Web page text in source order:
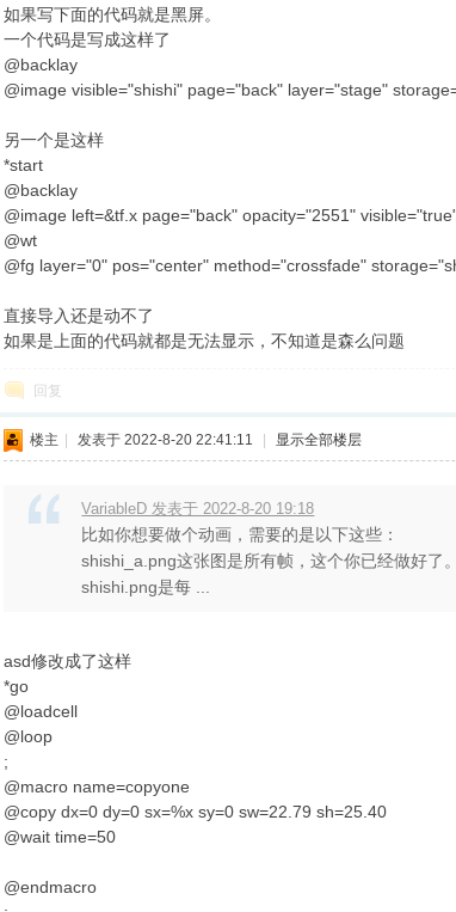
如果写下面的代码就是黑屏。
一个代码是写成这样了
@backlay
@image visible="shishi" page="back" layer="stage"
另一个是这样
*start
@backlay
@image left=&tf.x page="back" opacity="2551"
@wt
@fg layer="0" pos="center" method="crossfade"
直接导入还是动不了
如果是上面的代码就都是无法显示，不知道是森么问题
回复
楼主 发表于 2022-8-20 22:41:11 显示全部楼层
VariableD 发表于 2022-8-20 19:18
比如你想要做个动画，需要的是以下这些：
shishi_a.png这张图是所有帧，这个你已经做好了。
shishi.png是每 ...
asd修改成了这样
*go
@loadcell
@loop
;
@macro name=copyone
@copy dx=0 dy=0 sx=%x sy=0 sw=22.79 sh=25.40
@wait time=50
@endmacro